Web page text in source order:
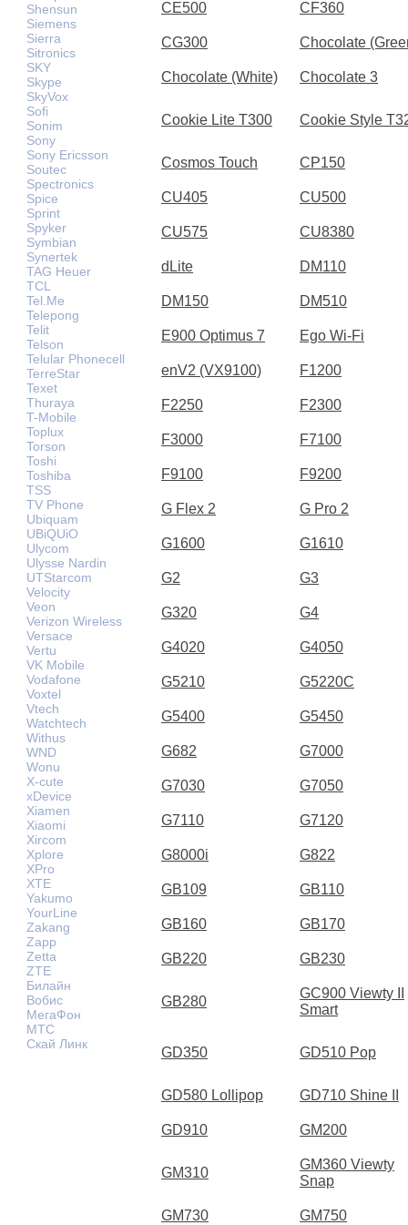
Shensun
Siemens
Sierra
Sitronics
SKY
Skype
SkyVox
Sofi
Sonim
Sony
Sony Ericsson
Soutec
Spectronics
Spice
Sprint
Spyker
Symbian
Synertek
TAG Heuer
TCL
Tel.Me
Telepong
Telit
Telson
Telular Phonecell
TerreStar
Texet
Thuraya
T-Mobile
Toplux
Torson
Toshi
Toshiba
TSS
TV Phone
Ubiquam
UBiQUiO
Ulycom
Ulysse Nardin
UTStarcom
Velocity
Veon
Verizon Wireless
Versace
Vertu
VK Mobile
Vodafone
Voxtel
Vtech
Watchtech
Withus
WND
Wonu
X-cute
xDevice
Xiamen
Xiaomi
Xircom
Xplore
XPro
XTE
Yakumo
YourLine
Zakang
Zapp
Zetta
ZTE
Билайн
Вобис
МегаФон
МТС
Скай Линк
CE500 CF360
CG300 Chocolate
Chocolate (White) Chocolate 3
Cookie Lite T300 Cookie Style
Cosmos Touch CP150
CU405 CU500
CU575 CU8380
dLite DM110
DM150 DM510
E900 Optimus 7 Ego Wi-Fi
enV2 (VX9100) F1200
F2250 F2300
F3000 F7100
F9100 F9200
G Flex 2 G Pro 2
G1600 G1610
G2 G3
G320 G4
G4020 G4050
G5210 G5220C
G5400 G5450
G682 G7000
G7030 G7050
G7110 G7120
G8000i G822
GB109 GB110
GB160 GB170
GB220 GB230
GB280
GC900 Viewty II
Smart
GD350 GD510 Pop
GD580 Lollipop GD710 Shine II
GD910 GM200
GM310
GM360 Viewty
Snap
GM730 GM750